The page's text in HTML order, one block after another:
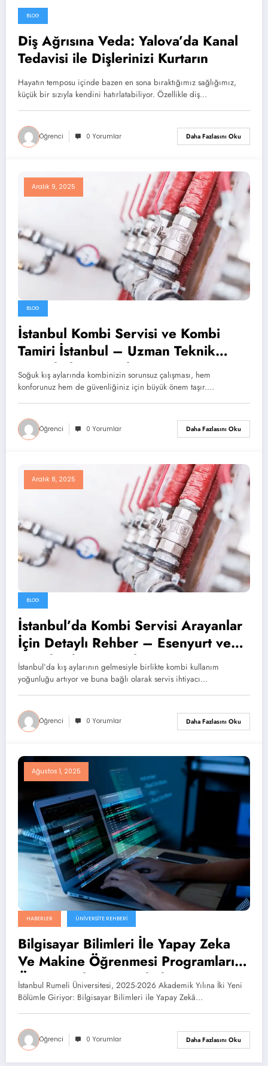
Şubat 23, 2026
BLOG
Diş Ağrısına Veda: Yalova’da Kanal
Tedavisi ile Dişlerinizi Kurtarın
Hayatın temposu içinde bazen en sona bıraktığımız sağlığımız,
küçük bir sızıyla kendini hatırlatabiliyor. Özellikle diş…
Öğrenci 0 Yorumlar Daha Fazlasını Oku
Aralık 9, 2025
BLOG
İstanbul Kombi Servisi ve Kombi
Tamiri İstanbul – Uzman Teknik
Destek ile Güvenli Isınma
Soğuk kış aylarında kombinizin sorunsuz çalışması, hem
konforunuz hem de güvenliğiniz için büyük önem taşır.…
Öğrenci 0 Yorumlar Daha Fazlasını Oku
Aralık 8, 2025
BLOG
İstanbul’da Kombi Servisi Arayanlar
İçin Detaylı Rehber – Esenyurt ve
Küçükçekmece Bölge Servisi
İstanbul’da kış aylarının gelmesiyle birlikte kombi kullanım
yoğunluğu artıyor ve buna bağlı olarak servis ihtiyacı…
Öğrenci 0 Yorumlar Daha Fazlasını Oku
Ağustos 1, 2025
HABERLER ÜNIVERSITE REHBERI
Bilgisayar Bilimleri İle Yapay Zeka
Ve Makine Öğrenmesi Programları
Öğrenci Alımına Başladı!
İstanbul Rumeli Üniversitesi, 2025-2026 Akademik Yılına İki Yeni
Bölümle Giriyor: Bilgisayar Bilimleri ile Yapay Zekâ…
Öğrenci 0 Yorumlar Daha Fazlasını Oku